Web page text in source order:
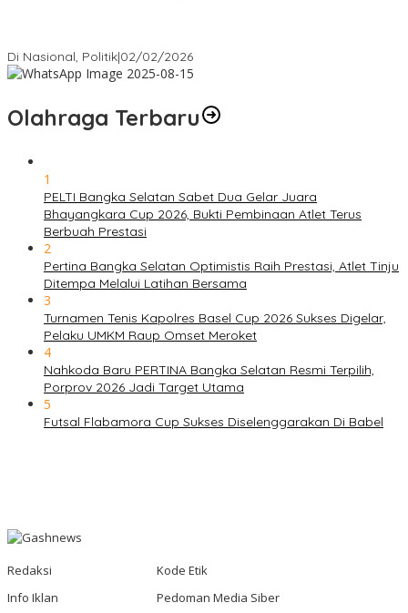
Di Nasional, Politik|02/02/2026
Olahraga Terbaru
1
PELTI Bangka Selatan Sabet Dua Gelar Juara
Bhayangkara Cup 2026, Bukti Pembinaan Atlet Terus
Berbuah Prestasi
2
Pertina Bangka Selatan Optimistis Raih Prestasi, Atlet Tinju
Ditempa Melalui Latihan Bersama
3
Turnamen Tenis Kapolres Basel Cup 2026 Sukses Digelar,
Pelaku UMKM Raup Omset Meroket
4
Nahkoda Baru PERTINA Bangka Selatan Resmi Terpilih,
Porprov 2026 Jadi Target Utama
5
Futsal Flabamora Cup Sukses Diselenggarakan Di Babel
Redaksi
Kode Etik
Info Iklan
Pedoman Media Siber